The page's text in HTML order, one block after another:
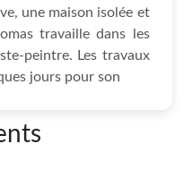
une maison isolée et
travaille dans les
peintre. Les travaux
jours pour son